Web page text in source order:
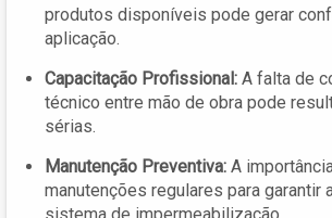
produtos disponíveis pode gerar
aplicação.
Capacitação Profissional: A falta de
técnico entre mão de obra pode
sérias.
Manutenção Preventiva: A
manutenções regulares para garantir
sistema de impermeabilização.